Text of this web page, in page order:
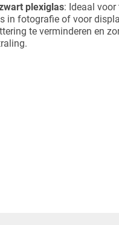
plexiglas: Ideaal
in fotografie of voor
te verminderen en